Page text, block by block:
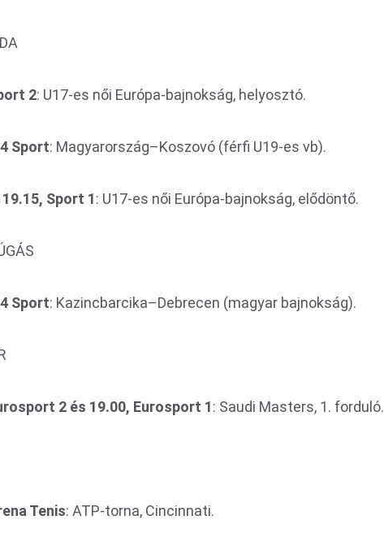
2: U17-es női Európa-bajnokság, helyosztó.
Sport: Magyarország–Koszovó (férfi U19-es vb).
Sport 1: U17-es női Európa-bajnokság, elődöntő.
Sport: Kazincbarcika–Debrecen (magyar bajnokság).
2 és 19.00, Eurosport 1: Saudi Masters, 1. forduló.
Tenis: ATP-torna, Cincinnati.